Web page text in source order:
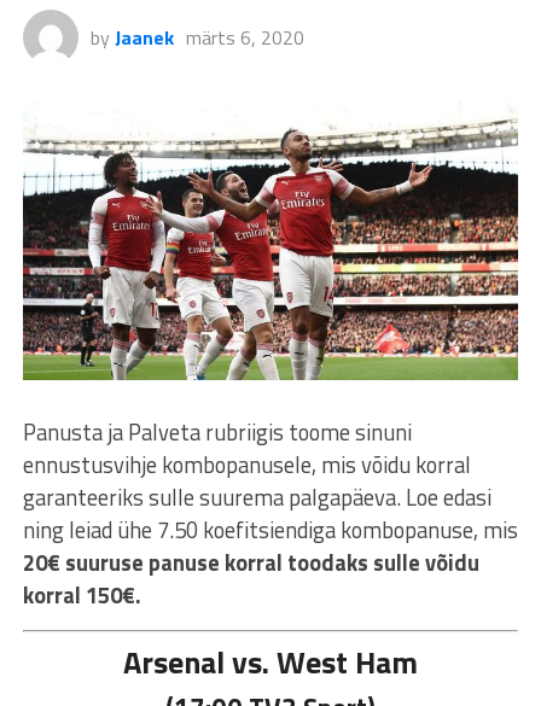
by Jaanek märts 6, 2020
Panusta ja Palveta rubriigis toome sinuni
ennustusvihje kombopanusele, mis võidu korral
garanteeriks sulle suurema palgapäeva. Loe edasi
ning leiad ühe 7.50 koefitsiendiga kombopanuse, mis
20€ suuruse panuse korral toodaks sulle võidu
korral 150€.
Arsenal vs. West Ham